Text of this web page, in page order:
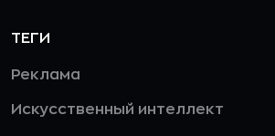
ТЕГИ
Реклама
Искусственный интеллект